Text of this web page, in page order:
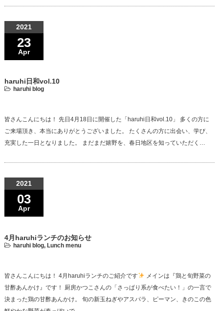
2021
23
Apr
haruhi日和vol.10
haruhi blog
皆さんこんにちは！ 先日4月18日に開催した「haruhi日和vol.10」 多くの方に
ご来場頂き、本当にありがとうございました。 たくさんの方に出会い、学び、
充実した一日となりました。 まだまだ嬉野を、春日地区を知っていただく…
2021
03
Apr
4月haruhiランチのお知らせ
haruhi blog, Lunch menu
皆さんこんにちは！ 4月haruhiランチのご紹介です
メインは『鶏と旬野菜の
甘酢あんかけ』です！ 厨房かつこさんの「さっぱり系が食べたい！」の一言で
決まった鶏の甘酢あんかけ。 旬の新玉ねぎやアスパラ、ピーマン、きのこの色